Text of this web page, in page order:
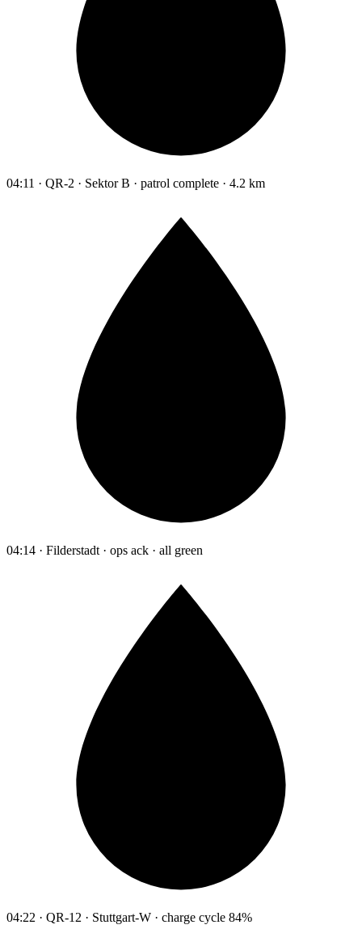
04:11 · QR-2 · Sektor B · patrol complete · 4.2 km
04:14 · Filderstadt · ops ack · all green
04:22 · QR-12 · Stuttgart-W · charge cycle 84%